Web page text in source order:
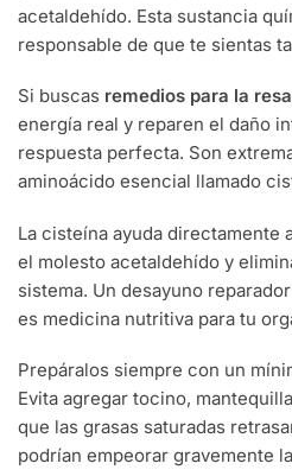
acetaldehído. Esta sustancia
responsable de que te sientas
Si buscas remedios para la
energía real y reparen el daño
respuesta perfecta. Son
aminoácido esencial llamado
La cisteína ayuda directamente
el molesto acetaldehído y
sistema. Un desayuno
es medicina nutritiva para tu
Prepáralos siempre con un
Evita agregar tocino,
que las grasas saturadas
podrían empeorar gravemente